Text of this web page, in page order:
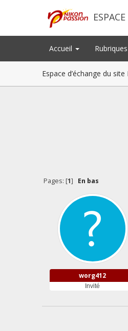
Accueil Rubriques
Espace d’échange du
Pages: [1] En bas
worg412
Invité